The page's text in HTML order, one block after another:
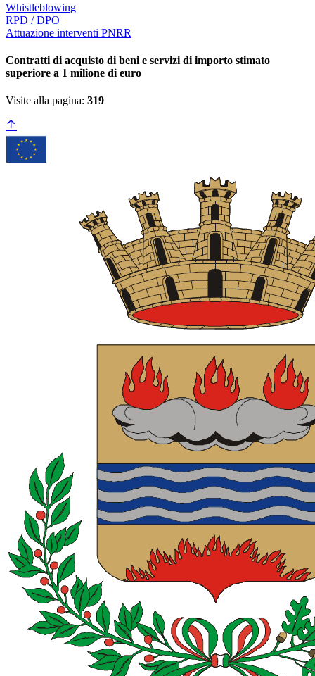
Whistleblowing
RPD / DPO
Attuazione interventi PNRR
Contratti di acquisto di beni e servizi di importo stimato
superiore a 1 milione di euro
Visite alla pagina: 319